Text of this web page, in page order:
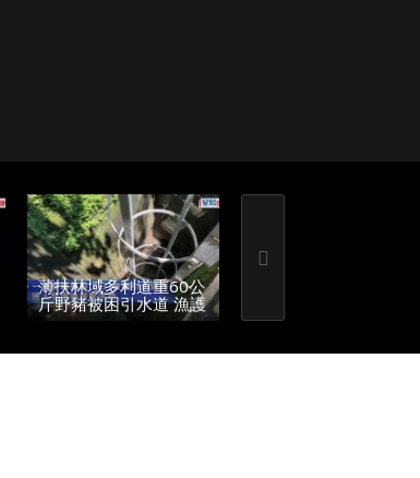
薄扶林域多利道重60公
斤野豬被困引水道 漁護
人員射麻醉槍消防救起